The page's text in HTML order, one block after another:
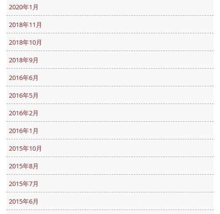
2020年1月
2018年11月
2018年10月
2018年9月
2016年6月
2016年5月
2016年2月
2016年1月
2015年10月
2015年8月
2015年7月
2015年6月